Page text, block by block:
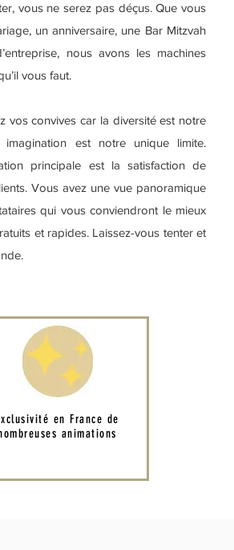
vous ne serez pas déçus. Que vous
un anniversaire, une Bar Mitzvah
nous avons les machines
vous faut.
vos convives car la diversité est notre
imagination est notre unique limite.
principale est la satisfaction de
Vous avez une vue panoramique
qui vous conviendront le mieux
et rapides. Laissez-vous tenter et
en France de
animations